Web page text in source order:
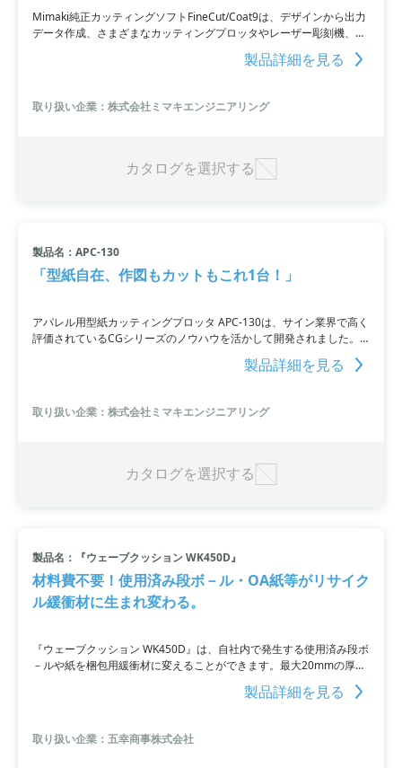
Mimaki純正カッティングソフトFineCut/Coat9は、デザインから出力
データ作成、さまざまなカッティングプロッタやレーザー彫刻機、デ
ジタル・コーティングマシンへの出力をIllustrator上から行うことが
できます。高度なデザインニーズに応えるためのプラグインソフトウ
製品詳細を見る
取り扱い企業：株式会社ミマキエンジニアリング
カタログを選択する
製品名：APC-130
「型紙自在、作図もカットもこれ1台！」
アパレル用型紙カッティングプロッタ APC-130は、サイン業界で高く
評価されているCGシリーズのノウハウを活かして開発されました。
アパレルCADでデザインされた型紙データの作図とカットを高精度に
実現し、様々な機能を満載。APC-130は、研ぎ澄まされたファッショ
タチにする仕事を担います。
製品詳細を見る
取り扱い企業：株式会社ミマキエンジニアリング
カタログを選択する
製品名：『ウェーブクッション WK450D』
材料費不要！使用済み段ボ－ル・OA紙等がリサイク
ル緩衝材に生まれ変わる。
『ウェーブクッション WK450D』は、自社内で発生する使用済み段ボ
－ルや紙を梱包用緩衝材に変えることができます。最大20mmの厚さ
まで細断でき、自動送り込み装置も備えているため、作業は簡単で
す。材料費が不要であり、リサイクル活用することで社内はいつもク
製品詳細を見る
取り扱い企業：五幸商事株式会社